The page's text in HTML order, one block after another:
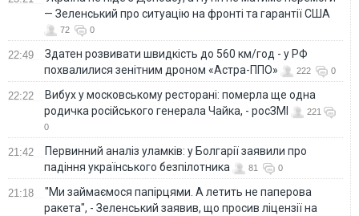
— Зеленський про ситуацію на фронті та гарантії США
72 0
22:49
Здатен розвивати швидкість до 560 км/год - у РФ
похвалилися зенітним дроном «Астра-ППО»
222 0
22:22
Вибух у московському ресторані: померла ще одна
родичка російського генерала Чайка, - росЗМІ
221
0
21:42
Первинний аналіз уламків: у Болгарії заявили про
падіння українського безпілотника
81 0
21:18
"Ми займаємося папірцями. А летить не паперова
ракета", - Зеленський заявив, що просив ліцензії на